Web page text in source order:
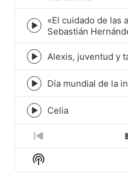
play
icon
Episode
play
icon
«El cuidado de las
Sebastián
Episode
play
icon
Alexis, juventud y
Episode
play
icon
Día mundial de la
Episode
play
icon
Celia
Previous
Episode
Show
Podcast